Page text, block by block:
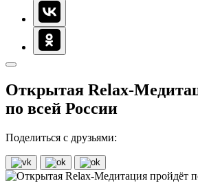
Открытая Relax-
по всей России
Поделиться с друзьями: